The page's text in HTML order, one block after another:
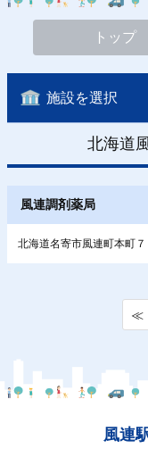
トップ
施設を選択
北海道
風連調剤薬局
北海道名寄市風連町本町７
≪
風連